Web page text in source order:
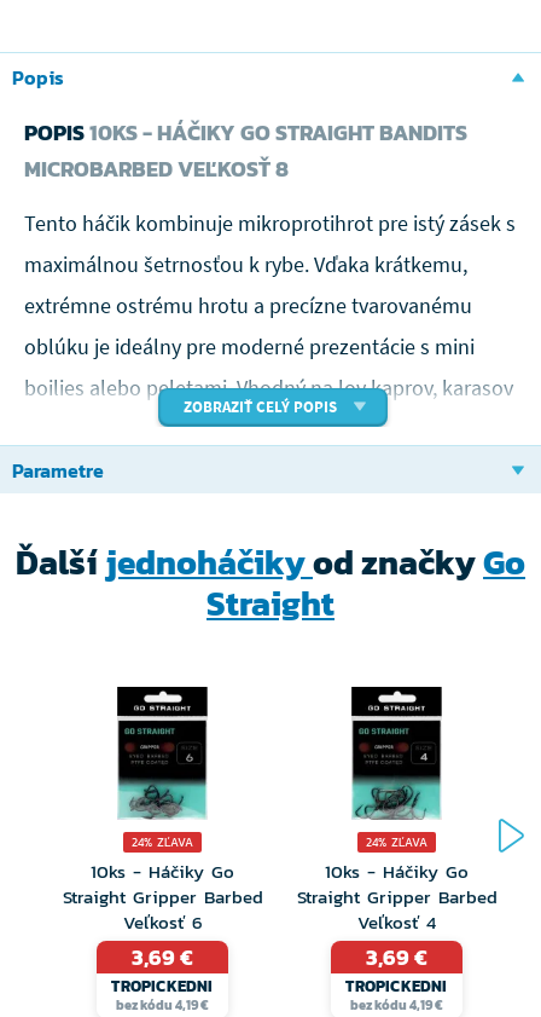
Popis
POPIS10KS - HÁČIKY GO STRAIGHT BANDITS
MICROBARBED VEĽKOSŤ 8
Tento háčik kombinuje mikroprotihrot pre istý zásek s
maximálnou šetrnosťou k rybe. Vďaka krátkemu,
extrémne ostrému hrotu a precízne tvarovanému
oblúku je ideálny pre moderné prezentácie s mini
boilies alebo peletami. Vhodný na lov kaprov, karasov
alebo parmy v prúdnych vodách.
ZOBRAZIŤ CELÝ POPIS
Parametre
Ďalšíjednoháčikyod značkyGo
Straight
24% ZĽAVA
10ks - Háčiky Go
Straight Gripper Barbed
Veľkosť 6
3,69 €
TROPICKEDNI
bez kódu 4,19 €
24% ZĽAVA
10ks - Háčiky Go
Straight Gripper Barbed
Veľkosť 4
3,69 €
TROPICKEDNI
bez kódu 4,19 €